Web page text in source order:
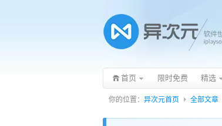
首页 限时免费 精选
你的位置： 异次元首页 全部文章